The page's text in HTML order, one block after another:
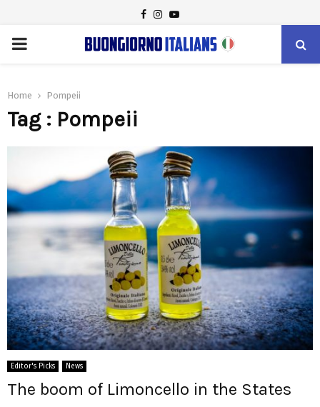
FACEBOOK
INSTAGRAM
YOUTUBE
PRIMARY
Home Pompeii
Tag : Pompeii
Editor's Picks News
The boom of Limoncello in the States